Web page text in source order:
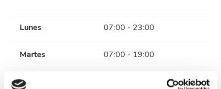
Lunes 07:00 - 23:00
Martes 07:00 - 19:00
Miércoles